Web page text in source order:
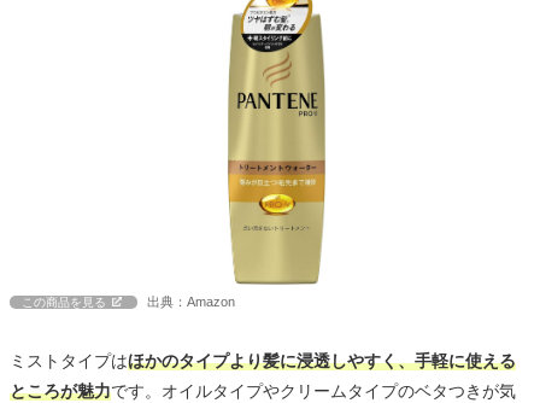
この商品を見る 出典：Amazon
ミストタイプはほかのタイプより髪に浸透しやすく、手軽に使える
ところが魅力です。オイルタイプやクリームタイプのベタつきが気